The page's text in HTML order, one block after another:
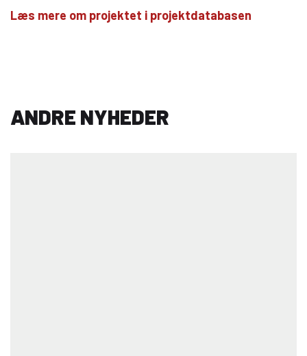
Læs mere om projektet i projektdatabasen
ANDRE NYHEDER